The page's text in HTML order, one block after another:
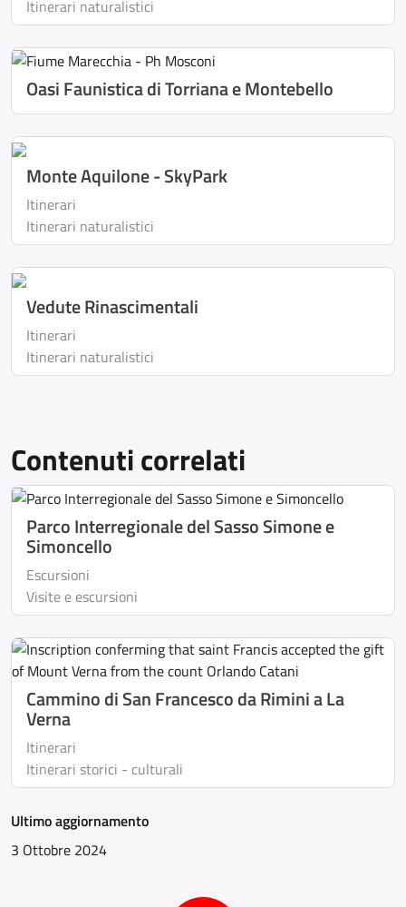
Itinerari naturalistici
Oasi Faunistica di Torriana e Montebello
Monte Aquilone - SkyPark
Itinerari
Itinerari naturalistici
Vedute Rinascimentali
Itinerari
Itinerari naturalistici
Contenuti correlati
Parco Interregionale del Sasso Simone e
Simoncello
Escursioni
Visite e escursioni
Cammino di San Francesco da Rimini a La
Verna
Itinerari
Itinerari storici - culturali
Ultimo aggiornamento
3 Ottobre 2024